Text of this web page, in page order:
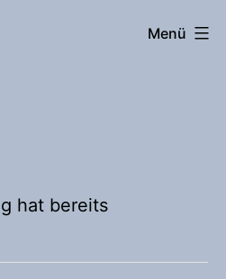
Menü
hat bereits